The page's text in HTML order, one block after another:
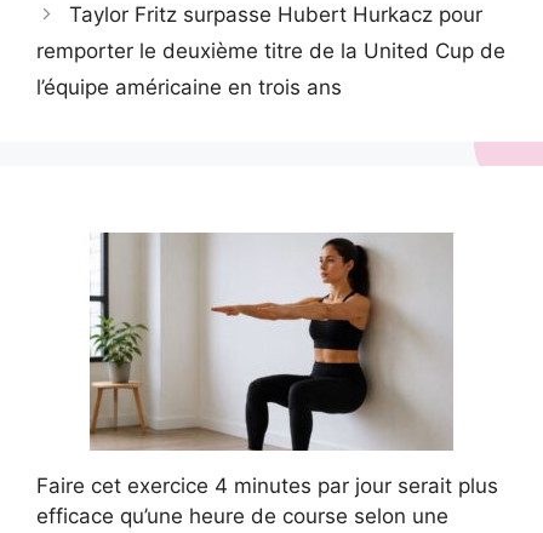
Taylor Fritz surpasse Hubert Hurkacz pour
remporter le deuxième titre de la United Cup de
l’équipe américaine en trois ans
Faire cet exercice 4 minutes par jour serait plus
efficace qu’une heure de course selon une